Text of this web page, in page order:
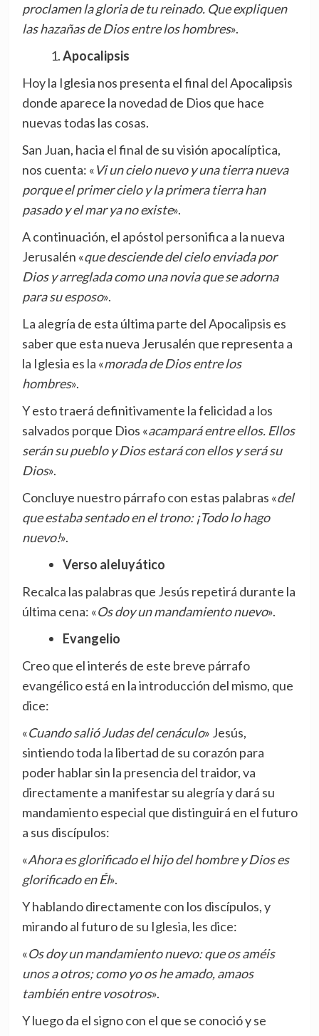
proclamen la gloria de tu reinado. Que expliquen
las hazañas de Dios entre los hombres».
Apocalipsis
Hoy la Iglesia nos presenta el final del Apocalipsis
donde aparece la novedad de Dios que hace
nuevas todas las cosas.
San Juan, hacia el final de su visión apocalíptica,
nos cuenta: «Vi un cielo nuevo y una tierra nueva
porque el primer cielo y la primera tierra han
pasado y el mar ya no existe».
A continuación, el apóstol personifica a la nueva
Jerusalén «que desciende del cielo enviada por
Dios y arreglada como una novia que se adorna
para su esposo».
La alegría de esta última parte del Apocalipsis es
saber que esta nueva Jerusalén que representa a
la Iglesia es la «morada de Dios entre los
hombres».
Y esto traerá definitivamente la felicidad a los
salvados porque Dios «acampará entre ellos. Ellos
serán su pueblo y Dios estará con ellos y será su
Dios».
Concluye nuestro párrafo con estas palabras «del
que estaba sentado en el trono: ¡Todo lo hago
nuevo!».
Verso aleluyático
Recalca las palabras que Jesús repetirá durante la
última cena: «Os doy un mandamiento nuevo».
Evangelio
Creo que el interés de este breve párrafo
evangélico está en la introducción del mismo, que
dice:
«Cuando salió Judas del cenáculo» Jesús,
sintiendo toda la libertad de su corazón para
poder hablar sin la presencia del traidor, va
directamente a manifestar su alegría y dará su
mandamiento especial que distinguirá en el futuro
a sus discípulos:
«Ahora es glorificado el hijo del hombre y Dios es
glorificado en Él».
Y hablando directamente con los discípulos, y
mirando al futuro de su Iglesia, les dice:
«Os doy un mandamiento nuevo: que os améis
unos a otros; como yo os he amado, amaos
también entre vosotros».
Y luego da el signo con el que se conoció y se